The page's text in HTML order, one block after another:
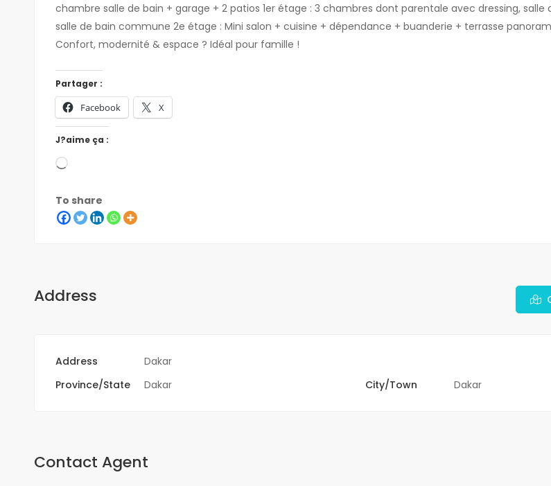
chambre salle de bain + garage + 2 patios 1er étage : 3 chambres dont parentale avec dressing, salle
salle de bain commune 2e étage : Mini salon + cuisine + dépendance + buanderie + terrasse
Confort, modernité & espace ? Idéal pour famille !
Partager :
Facebook X
J?aime ça :
To share
Address
Address
Dakar
Province/State
Dakar City/Town Dakar
Contact Agent